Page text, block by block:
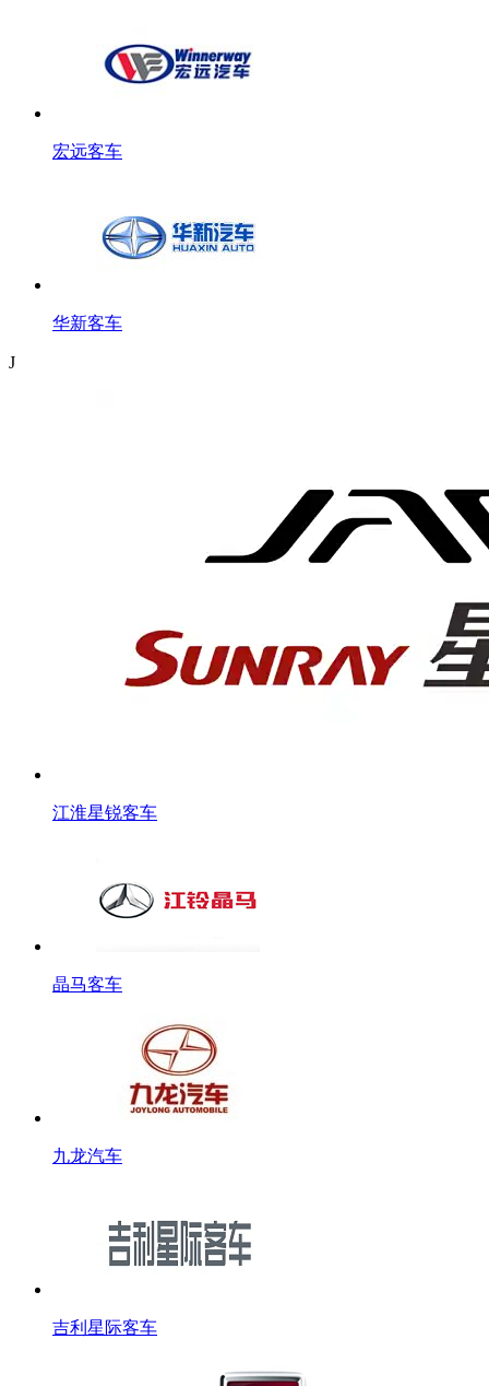
宏远客车
华新客车
J
江淮星锐客车
晶马客车
九龙汽车
吉利星际客车